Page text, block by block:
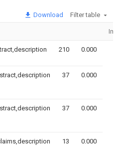
Download Filter table
210 0.000
37 0.000
37 0.000
13 0.000